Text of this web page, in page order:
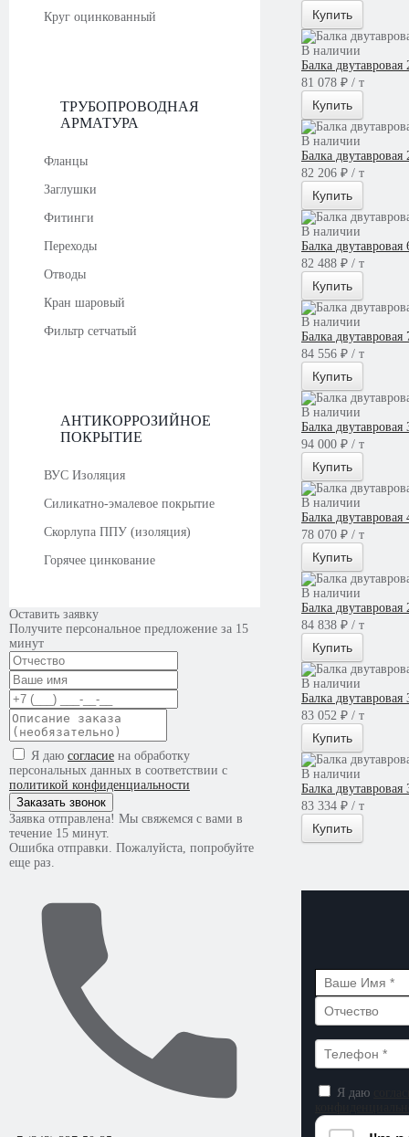
Круг оцинкованный
ТРУБОПРОВОДНАЯ
АРМАТУРА
Фланцы
Заглушки
Фитинги
Переходы
Отводы
Кран шаровый
Фильтр сетчатый
АНТИКОРРОЗИЙНОЕ
ПОКРЫТИЕ
ВУС Изоляция
Силикатно-эмалевое покрытие
Скорлупа ППУ (изоляция)
Горячее цинкование
Оставить заявку
Получите персональное предложение за 15
минут
Я даю согласие на обработку
персональных данных в соответствии с
политикой конфиденциальности
Заказать звонок
Заявка отправлена! Мы свяжемся с вами в
течение 15 минут.
Ошибка отправки. Пожалуйста, попробуйте
еще раз.
Купить
В наличии
Балка
81 078 ₽ / т
Купить
В наличии
Балка
82 206 ₽ / т
Купить
В наличии
Балка
82 488 ₽ / т
Купить
В наличии
Балка
84 556 ₽ / т
Купить
В наличии
Балка
94 000 ₽ / т
Купить
В наличии
Балка
78 070 ₽ / т
Купить
В наличии
Балка
84 838 ₽ / т
Купить
В наличии
Балка
83 052 ₽ / т
Купить
В наличии
Балка
83 334 ₽ / т
Купить
Я даю